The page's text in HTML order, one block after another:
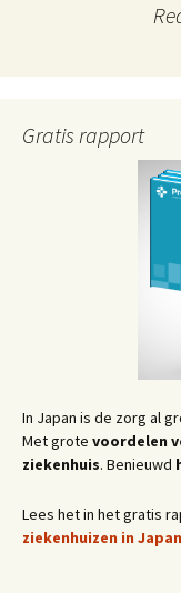
Gratis rapport
In Japan is de zorg al
Met grote voordelen
ziekenhuis. Benieuwd
Lees het in het gratis
ziekenhuizen in